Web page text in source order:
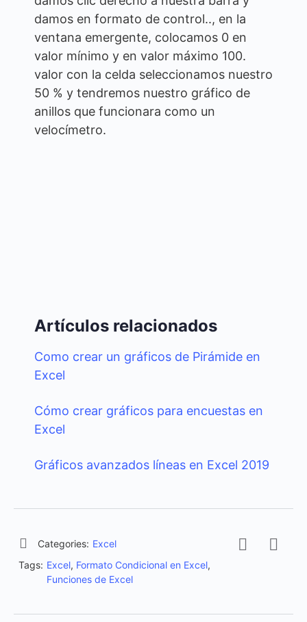
damos en formato de control.., en la
ventana emergente, colocamos 0 en
valor mínimo y en valor máximo 100.
valor con la celda seleccionamos nuestro
50 % y tendremos nuestro gráfico de
anillos que funcionara como un
velocímetro.
Artículos relacionados
Como crear un gráficos de Pirámide en
Excel
Cómo crear gráficos para encuestas en
Excel
Gráficos avanzados líneas en Excel 2019
Categories: Excel
Tags: Excel, Formato Condicional en Excel,
Funciones de Excel